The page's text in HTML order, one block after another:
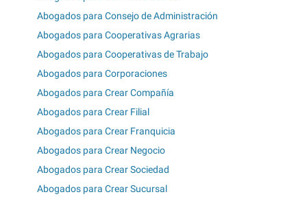
Abogados para Consejo de Administración
Abogados para Cooperativas Agrarias
Abogados para Cooperativas de Trabajo
Abogados para Corporaciones
Abogados para Crear Compañía
Abogados para Crear Filial
Abogados para Crear Franquicia
Abogados para Crear Negocio
Abogados para Crear Sociedad
Abogados para Crear Sucursal